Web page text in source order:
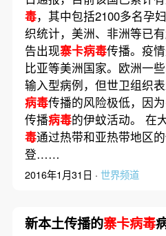
毒，其中包括2100多名孕
织统计，美洲、非洲等已
告出现寨卡病毒传播。疫
比亚等美洲国家。欧洲一
输入型病例，但世卫组织
病毒传播的风险极低，因
传播病毒的伊蚊活动。 在
毒通过热带和亚热带地区
登……
2016年1月31日 · 世界频道
新本土传播的寨卡病毒